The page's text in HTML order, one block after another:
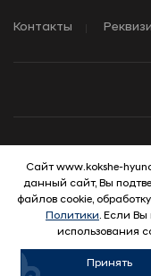
Контакты
©
Сайт www.kokshe-
данный сайт, Вы
файлов cookie,
Политики. Если Вы
использования
Принять